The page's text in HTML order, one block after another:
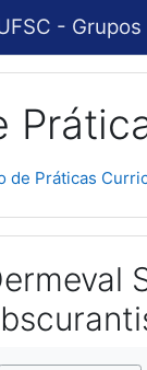
- Grupos
de Práticas